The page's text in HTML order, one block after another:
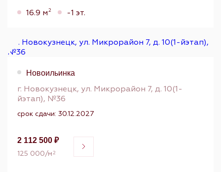
16.9 м2 -1 эт.
Новоильинка
г. Новокузнецк, ул. Микрорайон 7, д. 10(1-
йэтап), №36
срок сдачи: 30.12.2027
2 112 500 ₽
125 000/м2